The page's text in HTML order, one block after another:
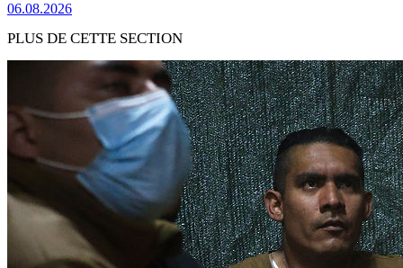
06.08.2026
PLUS DE CETTE SECTION